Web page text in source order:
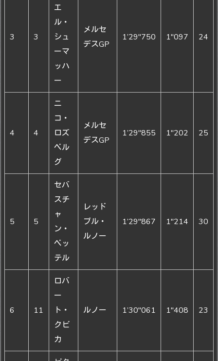
3 3
エ
ル・
シュ
ーマ
ッハ
ー
メルセ
デスGP
1’29"750 1"097 24
4 4
ニ
コ・
ロズ
ベル
グ
メルセ
デスGP
1’29"855 1"202 25
5 5
セバ
スチ
ャ
ン・
ベッ
テル
レッド
ブル・
ルノー
1’29"867 1"214 30
6 11
ロバ
ー
ト・
クビ
カ
ルノー 1’30"061 1"408 23